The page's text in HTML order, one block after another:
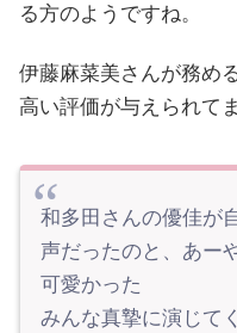
る方のようですね。
伊藤麻菜美さんが務め
高い評価が与えられてま
和多田さんの優佳が
声だったのと、あー
可愛かった
みんな真摯に演じ